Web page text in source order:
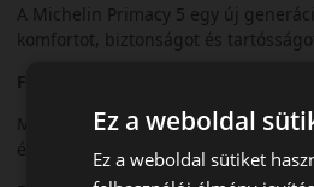
A Michelin Primacy 5 egy új
komfortot, biztonságot és
Futófelület és tapadás
Modern futófelületi kialakítása
és száraz úton.
Ez a weboldal
Ez a weboldal sütiket